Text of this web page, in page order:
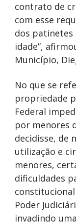
contrato de
com esse
dos patinetes
idade”,
Município,
No que se
propriedade
Federal
por menores
decidisse, de
utilização e
menores,
dificuldades
Poder
invadindo